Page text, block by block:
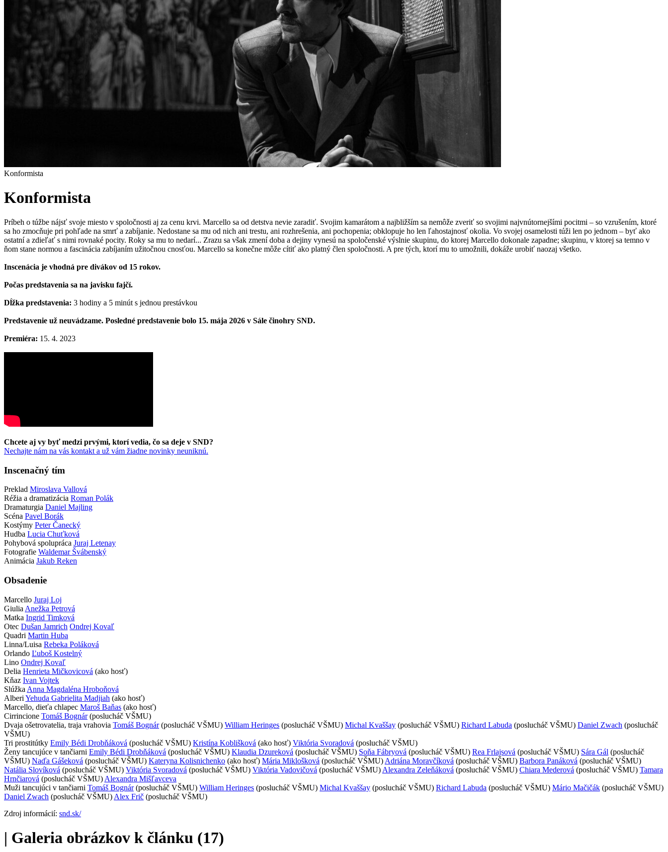
Konformista
Konformista
Príbeh o túžbe nájsť svoje miesto v spoločnosti aj za cenu krvi. Marcello sa od detstva nevie zaradiť. Svojim kamarátom a najbližším sa nemôže zveriť so svojimi najvnútornejšími pocitmi – so vzrušením, ktoré
sa ho zmocňuje pri pohľade na smrť a zabíjanie. Nedostane sa mu od nich ani trestu, ani rozhrešenia, ani pochopenia; obklopuje ho len ľahostajnosť okolia. Vo svojej osamelosti túži len po jednom – byť ako
ostatní a zdieľať s nimi rovnaké pocity. Roky sa mu to nedarí... Zrazu sa však zmení doba a dejiny vynesú na spoločenské výslnie skupinu, do ktorej Marcello dokonale zapadne; skupinu, v ktorej sa temno v
ňom stane normou a fascinácia zabíjaním užitočnou cnosťou. Marcello sa konečne môže cítiť ako platný člen spoločnosti. A pre tých, ktorí mu to umožnili, dokáže urobiť naozaj všetko.
Inscenácia je vhodná pre divákov od 15 rokov.
Počas predstavenia sa na javisku fajčí.
Dĺžka predstavenia: 3 hodiny a 5 minút s jednou prestávkou
Predstavenie už neuvádzame. Posledné predstavenie bolo 15. mája 2026 v Sále činohry SND.
Premiéra: 15. 4. 2023
Chcete aj vy byť medzi prvými, ktorí vedia, čo sa deje v SND?
Nechajte nám na vás kontakt a už vám žiadne novinky neuniknú.
Inscenačný tím
Preklad Miroslava Vallová
Réžia a dramatizácia Roman Polák
Dramaturgia Daniel Majling
Scéna Pavel Borák
Kostýmy Peter Čanecký
Hudba Lucia Chuťková
Pohybová spolupráca Juraj Letenay
Fotografie Waldemar Švábenský
Animácia Jakub Reken
Obsadenie
Marcello Juraj Loj
Giulia Anežka Petrová
Matka Ingrid Timková
Otec Dušan Jamrich Ondrej Kovaľ
Quadri Martin Huba
Linna/Luisa Rebeka Poláková
Orlando Ľuboš Kostelný
Lino Ondrej Kovaľ
Delia Henrieta Mičkovicová (ako hosť)
Kňaz Ivan Vojtek
Slúžka Anna Magdaléna Hroboňová
Alberi Yehuda Gabrielita Madjiah (ako hosť)
Marcello, dieťa chlapec Maroš Baňas (ako hosť)
Cirrincione Tomáš Bognár (poslucháč VŠMU)
Dvaja ošetrovatelia, traja vrahovia Tomáš Bognár (poslucháč VŠMU) William Heringes (poslucháč VŠMU) Michal Kvaššay (poslucháč VŠMU) Richard Labuda (poslucháč VŠMU) Daniel Zwach (poslucháč
VŠMU)
Tri prostitútky Emily Bédi Drobňáková (poslucháč VŠMU) Kristína Koblišková (ako hosť) Viktória Svoradová (poslucháč VŠMU)
Ženy tancujúce v tančiarni Emily Bédi Drobňáková (poslucháč VŠMU) Klaudia Dzureková (poslucháč VŠMU) Soňa Fábryová (poslucháč VŠMU) Rea Frlajsová (poslucháč VŠMU) Sára Gál (poslucháč
VŠMU) Naďa Gášeková (poslucháč VŠMU) Kateryna Kolisnichenko (ako hosť) Mária Miklošková (poslucháč VŠMU) Adriána Moravčíková (poslucháč VŠMU) Barbora Panáková (poslucháč VŠMU)
Natália Slovíková (poslucháč VŠMU) Viktória Svoradová (poslucháč VŠMU) Viktória Vadovičová (poslucháč VŠMU) Alexandra Zeleňáková (poslucháč VŠMU) Chiara Mederová (poslucháč VŠMU) Tamara
Hrnčiarová (poslucháč VŠMU) Alexandra Mišľavceva
Muži tancujúci v tančiarni Tomáš Bognár (poslucháč VŠMU) William Heringes (poslucháč VŠMU) Michal Kvaššay (poslucháč VŠMU) Richard Labuda (poslucháč VŠMU) Mário Mačičák (poslucháč VŠMU)
Daniel Zwach (poslucháč VŠMU) Alex Frič (poslucháč VŠMU)
Zdroj informácií: snd.sk/
| Galeria obrázkov k článku (17)